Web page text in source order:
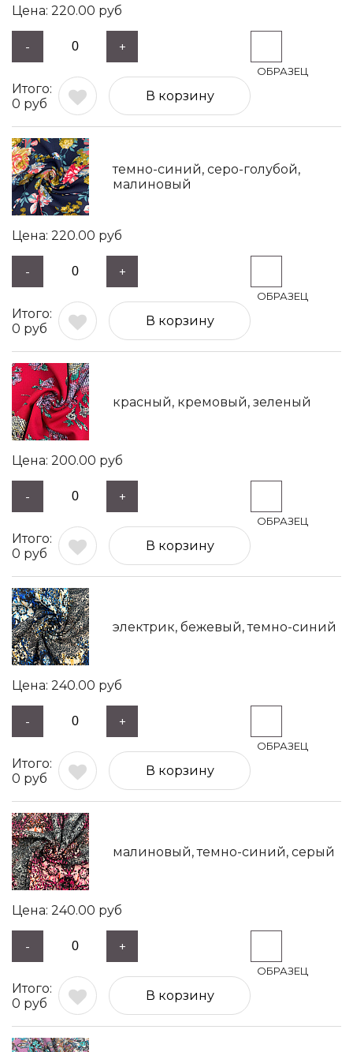
220.00 руб
- +
0 руб
В корзину
темно-синий, серо-голубой,
малиновый
220.00 руб
- +
0 руб
В корзину
красный, кремовый, зеленый
200.00 руб
- +
0 руб
В корзину
электрик, бежевый, темно-синий
240.00 руб
- +
0 руб
В корзину
малиновый, темно-синий, серый
240.00 руб
- +
0 руб
В корзину